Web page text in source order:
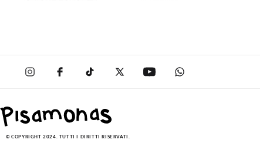
© COPYRIGHT 2024. TUTTI I DIRITTI RISERVATI.